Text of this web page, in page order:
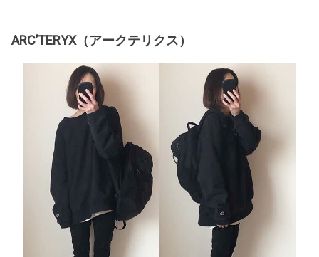
ARC’TERYX（アークテリクス）